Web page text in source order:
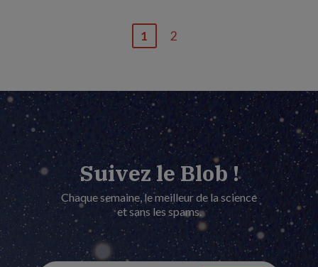
Page
1
Dernière
2
Suivez le Blob !
Chaque semaine, le meilleur de la science
et sans les spams.